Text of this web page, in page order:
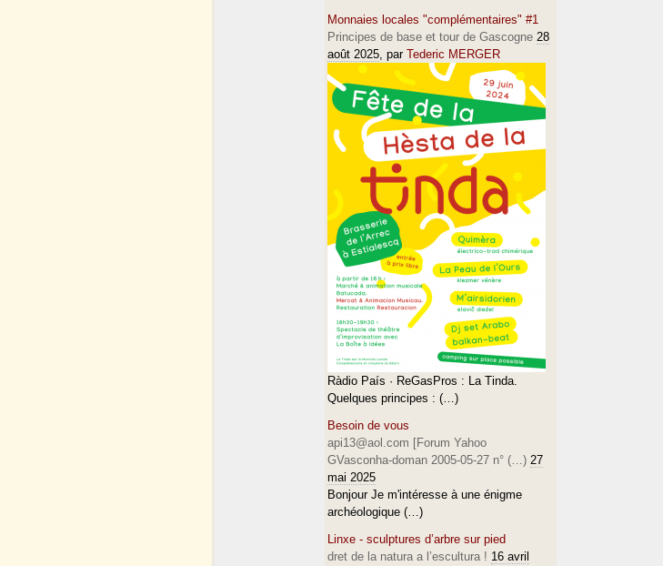
Monnaies locales "complémentaires" #1
Principes de base et tour de Gascogne 28
août 2025, par Tederic MERGER
Ràdio País · ReGasPros : La Tinda.
Quelques principes : (…)
Besoin de vous
api13@aol.com [Forum Yahoo
GVasconha-doman 2005-05-27 n° (…) 27
mai 2025
Bonjour Je m'intéresse à une énigme
archéologique (…)
Linxe - sculptures d’arbre sur pied
dret de la natura a l’escultura ! 16 avril